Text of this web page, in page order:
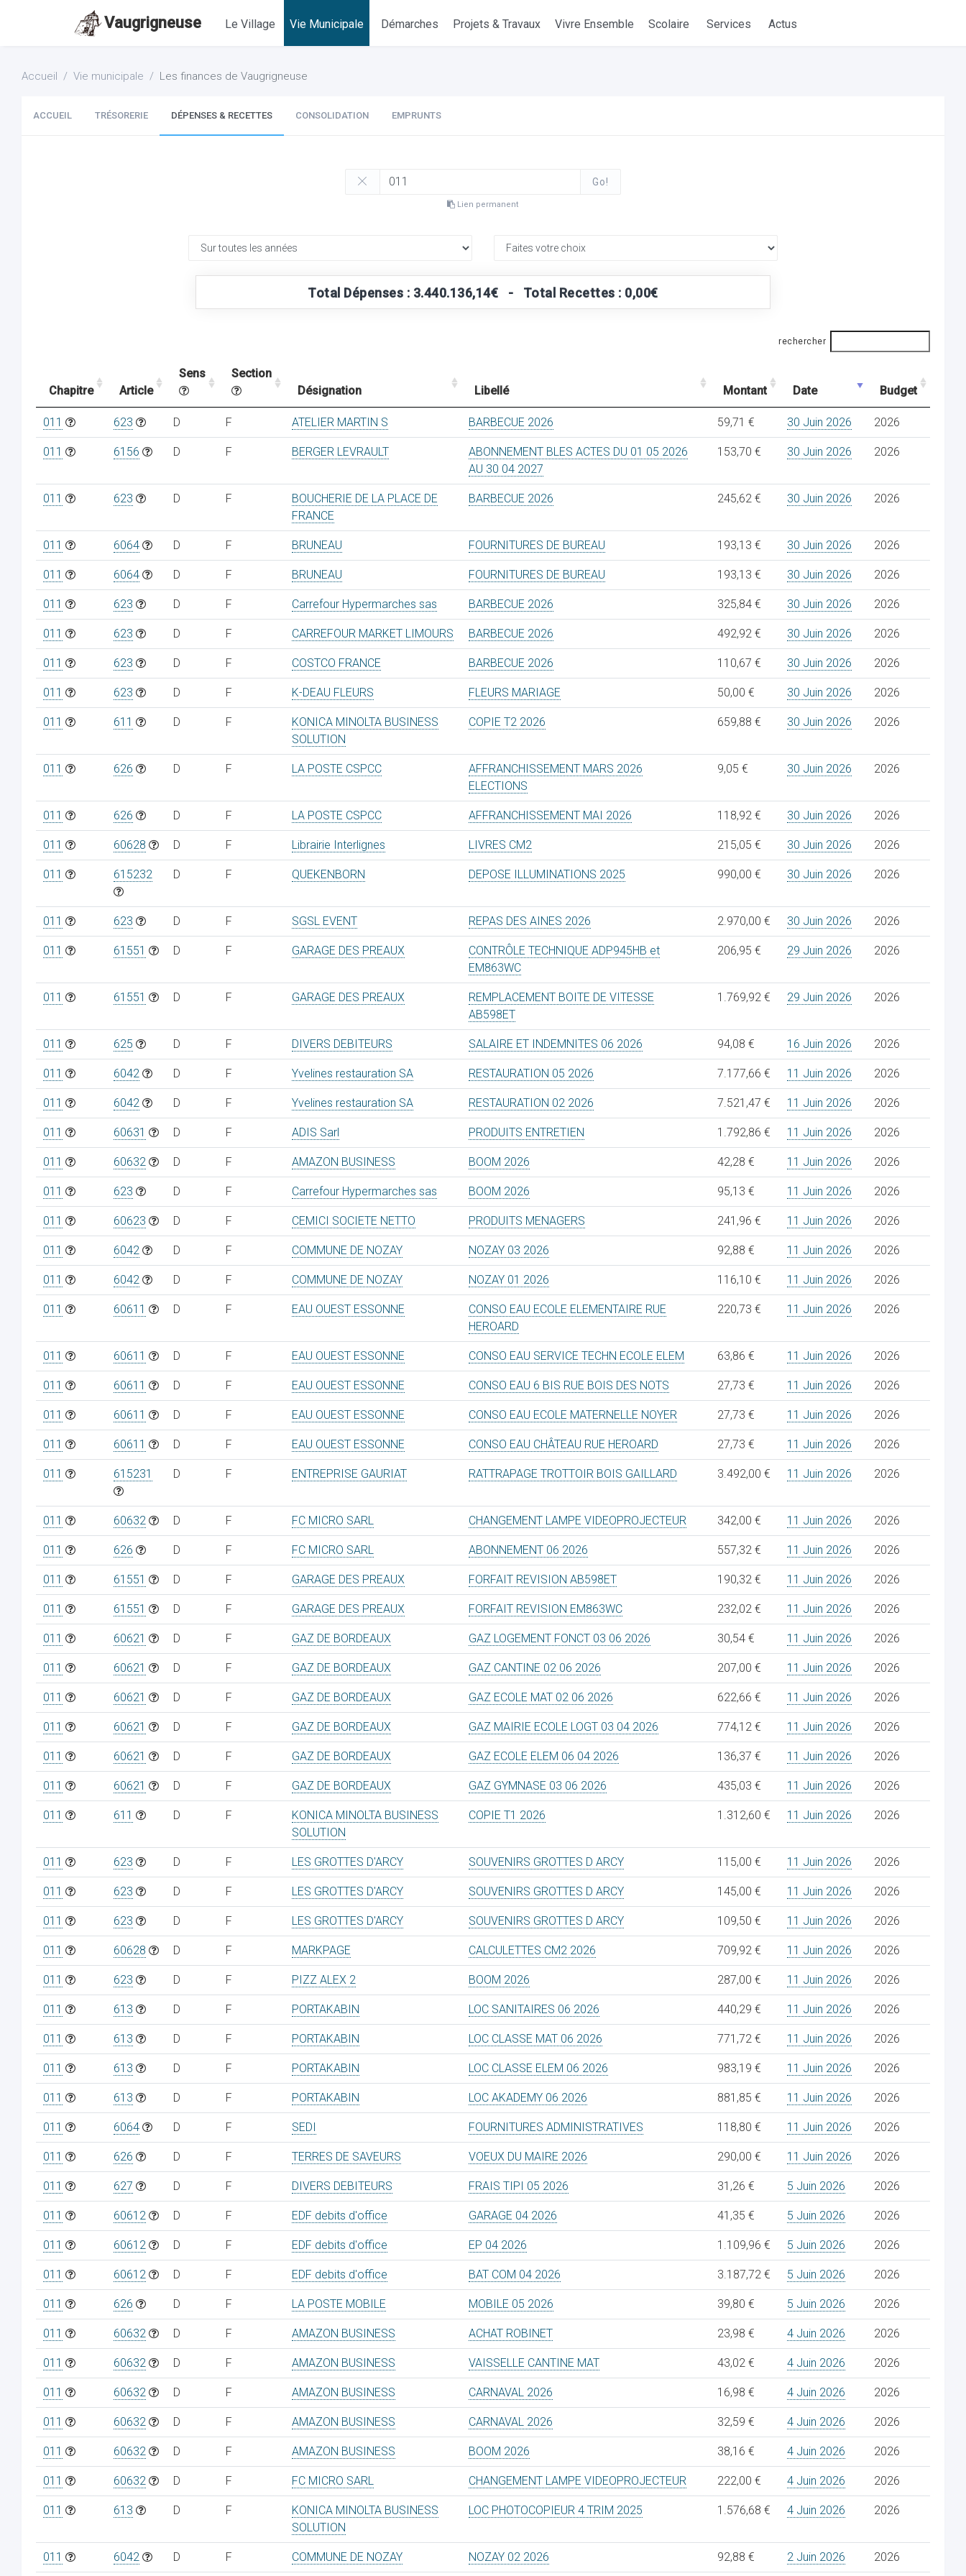
Vaugrigneuse Le Village Vie Municipale Démarches Projets & Travaux Vivre Ensemble Scolaire Services Actus
Accueil Vie municipale Les finances de Vaugrigneuse
ACCUEIL TRÉSORERIE DÉPENSES & RECETTES CONSOLIDATION EMPRUNTS
Go!
Lien permanent
Total Dépenses : 3.440.136,14€ - Total Recettes : 0,00€
rechercher
Chapitre Article
Sens
Section
Désignation
Libellé Montant Date Budget
011 623 D F ATELIER MARTIN S BARBECUE 2026 59,71 € 30 Juin 2026 2026
011 6156 D F BERGER LEVRAULT
ABONNEMENT BLES ACTES DU 01 05 2026
AU 30 04 2027
153,70 € 30 Juin 2026 2026
011 623 D F
BOUCHERIE DE LA PLACE DE
FRANCE
BARBECUE 2026 245,62 € 30 Juin 2026 2026
011 6064 D F BRUNEAU FOURNITURES DE BUREAU 193,13 € 30 Juin 2026 2026
011 6064 D F BRUNEAU FOURNITURES DE BUREAU 193,13 € 30 Juin 2026 2026
011 623 D F Carrefour Hypermarches sas BARBECUE 2026 325,84 € 30 Juin 2026 2026
011 623 D F CARREFOUR MARKET LIMOURS BARBECUE 2026 492,92 € 30 Juin 2026 2026
011 623 D F COSTCO FRANCE BARBECUE 2026 110,67 € 30 Juin 2026 2026
011 623 D F K-DEAU FLEURS FLEURS MARIAGE 50,00 € 30 Juin 2026 2026
011 611 D F
KONICA MINOLTA BUSINESS
SOLUTION
COPIE T2 2026 659,88 € 30 Juin 2026 2026
011 626 D F LA POSTE CSPCC
AFFRANCHISSEMENT MARS 2026
ELECTIONS
9,05 € 30 Juin 2026 2026
011 626 D F LA POSTE CSPCC AFFRANCHISSEMENT MAI 2026 118,92 € 30 Juin 2026 2026
011 60628 D F Librairie Interlignes LIVRES CM2 215,05 € 30 Juin 2026 2026
011 615232 D F QUEKENBORN DEPOSE ILLUMINATIONS 2025 990,00 € 30 Juin 2026 2026
011 623 D F SGSL EVENT REPAS DES AINES 2026 2.970,00 € 30 Juin 2026 2026
011 61551 D F GARAGE DES PREAUX
CONTRÔLE TECHNIQUE ADP945HB et
EM863WC
206,95 € 29 Juin 2026 2026
011 61551 D F GARAGE DES PREAUX
REMPLACEMENT BOITE DE VITESSE
AB598ET
1.769,92 € 29 Juin 2026 2026
011 625 D F DIVERS DEBITEURS SALAIRE ET INDEMNITES 06 2026 94,08 € 16 Juin 2026 2026
011 6042 D F Yvelines restauration SA RESTAURATION 05 2026 7.177,66 € 11 Juin 2026 2026
011 6042 D F Yvelines restauration SA RESTAURATION 02 2026 7.521,47 € 11 Juin 2026 2026
011 60631 D F ADIS Sarl PRODUITS ENTRETIEN 1.792,86 € 11 Juin 2026 2026
011 60632 D F AMAZON BUSINESS BOOM 2026 42,28 € 11 Juin 2026 2026
011 623 D F Carrefour Hypermarches sas BOOM 2026 95,13 € 11 Juin 2026 2026
011 60623 D F CEMICI SOCIETE NETTO PRODUITS MENAGERS 241,96 € 11 Juin 2026 2026
011 6042 D F COMMUNE DE NOZAY NOZAY 03 2026 92,88 € 11 Juin 2026 2026
011 6042 D F COMMUNE DE NOZAY NOZAY 01 2026 116,10 € 11 Juin 2026 2026
011 60611 D F EAU OUEST ESSONNE
CONSO EAU ECOLE ELEMENTAIRE RUE
HEROARD
220,73 € 11 Juin 2026 2026
011 60611 D F EAU OUEST ESSONNE CONSO EAU SERVICE TECHN ECOLE ELEM 63,86 € 11 Juin 2026 2026
011 60611 D F EAU OUEST ESSONNE CONSO EAU 6 BIS RUE BOIS DES NOTS 27,73 € 11 Juin 2026 2026
011 60611 D F EAU OUEST ESSONNE CONSO EAU ECOLE MATERNELLE NOYER 27,73 € 11 Juin 2026 2026
011 60611 D F EAU OUEST ESSONNE CONSO EAU CHÂTEAU RUE HEROARD 27,73 € 11 Juin 2026 2026
011 615231 D F ENTREPRISE GAURIAT RATTRAPAGE TROTTOIR BOIS GAILLARD 3.492,00 € 11 Juin 2026 2026
011 60632 D F FC MICRO SARL CHANGEMENT LAMPE VIDEOPROJECTEUR 342,00 € 11 Juin 2026 2026
011 626 D F FC MICRO SARL ABONNEMENT 06 2026 557,32 € 11 Juin 2026 2026
011 61551 D F GARAGE DES PREAUX FORFAIT REVISION AB598ET 190,32 € 11 Juin 2026 2026
011 61551 D F GARAGE DES PREAUX FORFAIT REVISION EM863WC 232,02 € 11 Juin 2026 2026
011 60621 D F GAZ DE BORDEAUX GAZ LOGEMENT FONCT 03 06 2026 30,54 € 11 Juin 2026 2026
011 60621 D F GAZ DE BORDEAUX GAZ CANTINE 02 06 2026 207,00 € 11 Juin 2026 2026
011 60621 D F GAZ DE BORDEAUX GAZ ECOLE MAT 02 06 2026 622,66 € 11 Juin 2026 2026
011 60621 D F GAZ DE BORDEAUX GAZ MAIRIE ECOLE LOGT 03 04 2026 774,12 € 11 Juin 2026 2026
011 60621 D F GAZ DE BORDEAUX GAZ ECOLE ELEM 06 04 2026 136,37 € 11 Juin 2026 2026
011 60621 D F GAZ DE BORDEAUX GAZ GYMNASE 03 06 2026 435,03 € 11 Juin 2026 2026
011 611 D F
KONICA MINOLTA BUSINESS
SOLUTION
COPIE T1 2026 1.312,60 € 11 Juin 2026 2026
011 623 D F LES GROTTES D'ARCY SOUVENIRS GROTTES D ARCY 115,00 € 11 Juin 2026 2026
011 623 D F LES GROTTES D'ARCY SOUVENIRS GROTTES D ARCY 145,00 € 11 Juin 2026 2026
011 623 D F LES GROTTES D'ARCY SOUVENIRS GROTTES D ARCY 109,50 € 11 Juin 2026 2026
011 60628 D F MARKPAGE CALCULETTES CM2 2026 709,92 € 11 Juin 2026 2026
011 623 D F PIZZ ALEX 2 BOOM 2026 287,00 € 11 Juin 2026 2026
011 613 D F PORTAKABIN LOC SANITAIRES 06 2026 440,29 € 11 Juin 2026 2026
011 613 D F PORTAKABIN LOC CLASSE MAT 06 2026 771,72 € 11 Juin 2026 2026
011 613 D F PORTAKABIN LOC CLASSE ELEM 06 2026 983,19 € 11 Juin 2026 2026
011 613 D F PORTAKABIN LOC AKADEMY 06 2026 881,85 € 11 Juin 2026 2026
011 6064 D F SEDI FOURNITURES ADMINISTRATIVES 118,80 € 11 Juin 2026 2026
011 626 D F TERRES DE SAVEURS VOEUX DU MAIRE 2026 290,00 € 11 Juin 2026 2026
011 627 D F DIVERS DEBITEURS FRAIS TIPI 05 2026 31,26 € 5 Juin 2026 2026
011 60612 D F EDF debits d'office GARAGE 04 2026 41,35 € 5 Juin 2026 2026
011 60612 D F EDF debits d'office EP 04 2026 1.109,96 € 5 Juin 2026 2026
011 60612 D F EDF debits d'office BAT COM 04 2026 3.187,72 € 5 Juin 2026 2026
011 626 D F LA POSTE MOBILE MOBILE 05 2026 39,80 € 5 Juin 2026 2026
011 60632 D F AMAZON BUSINESS ACHAT ROBINET 23,98 € 4 Juin 2026 2026
011 60632 D F AMAZON BUSINESS VAISSELLE CANTINE MAT 43,02 € 4 Juin 2026 2026
011 60632 D F AMAZON BUSINESS CARNAVAL 2026 16,98 € 4 Juin 2026 2026
011 60632 D F AMAZON BUSINESS CARNAVAL 2026 32,59 € 4 Juin 2026 2026
011 60632 D F AMAZON BUSINESS BOOM 2026 38,16 € 4 Juin 2026 2026
011 60632 D F FC MICRO SARL CHANGEMENT LAMPE VIDEOPROJECTEUR 222,00 € 4 Juin 2026 2026
011 613 D F
KONICA MINOLTA BUSINESS
SOLUTION
LOC PHOTOCOPIEUR 4 TRIM 2025 1.576,68 € 4 Juin 2026 2026
011 6042 D F COMMUNE DE NOZAY NOZAY 02 2026 92,88 € 2 Juin 2026 2026